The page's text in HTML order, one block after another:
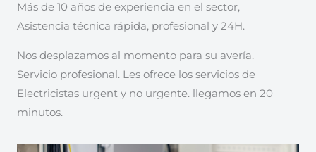
Más de 10 años de experiencia en el sector,
Asistencia técnica rápida, profesional y 24H.
Nos desplazamos al momento para su avería.
Servicio profesional. Les ofrece los servicios de
Electricistas urgent y no urgente. llegamos en 20
minutos.